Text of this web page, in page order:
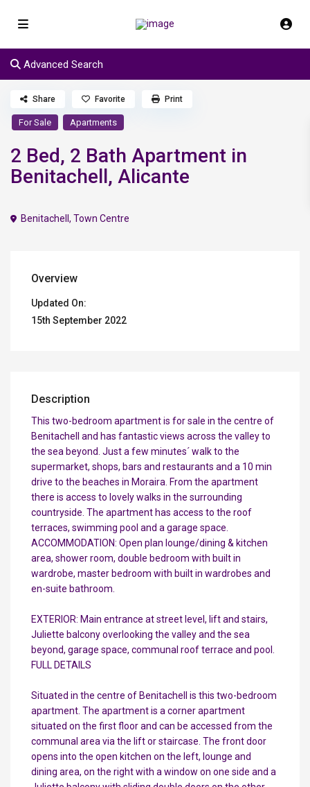
Advanced Search
For Sale Apartments
2 Bed, 2 Bath Apartment in
Benitachell, Alicante
Benitachell,Town Centre
Share Favorite Print
Overview
Updated On:
15th September 2022
Description
This two-bedroom apartment is for sale in the centre of
Benitachell and has fantastic views across the valley to
the sea beyond. Just a few minutes´ walk to the
supermarket, shops, bars and restaurants and a 10 min
drive to the beaches in Moraira. From the apartment
there is access to lovely walks in the surrounding
countryside. The apartment has access to the roof
terraces, swimming pool and a garage space.
ACCOMMODATION: Open plan lounge/dining & kitchen
area, shower room, double bedroom with built in
wardrobe, master bedroom with built in wardrobes and
en-suite bathroom.
EXTERIOR: Main entrance at street level, lift and stairs,
Juliette balcony overlooking the valley and the sea
beyond, garage space, communal roof terrace and pool.
FULL DETAILS
Situated in the centre of Benitachell is this two-bedroom
apartment. The apartment is a corner apartment
situated on the first floor and can be accessed from the
communal area via the lift or staircase. The front door
opens into the open kitchen on the left, lounge and
dining area, on the right with a window on one side and a